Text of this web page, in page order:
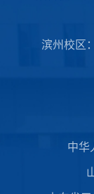
滨州校区
中华